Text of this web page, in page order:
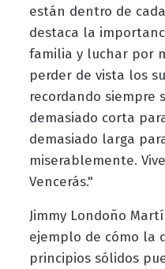
están dentro de
destaca la
familia y luchar por
perder de vista los
recordando siempre
demasiado corta
demasiado larga
miserablemente.
Vencerás."
Jimmy Londoño
ejemplo de cómo la
principios sólidos